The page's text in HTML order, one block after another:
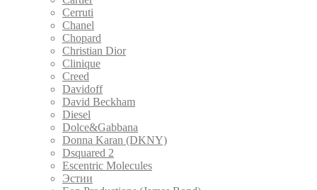
Cerruti
Chanel
Chopard
Christian Dior
Clinique
Creed
Davidoff
David Beckham
Diesel
Dolce&Gabbana
Donna Karan (DKNY)
Dsquared 2
Escentric Molecules
Эстии